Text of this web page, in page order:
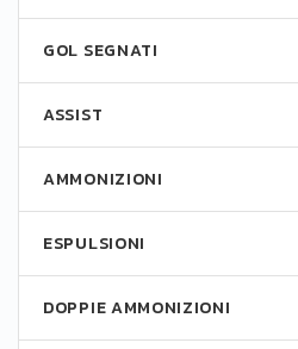
GOL SEGNATI
ASSIST
AMMONIZIONI
ESPULSIONI
DOPPIE AMMONIZIONI